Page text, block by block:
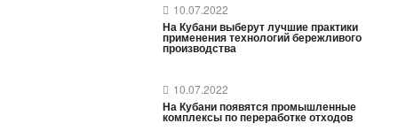
На Кубани выберут лучшие практики
применения технологий бережливого
производства
10.07.2022
На Кубани появятся промышленные
комплексы по переработке отходов
10.07.2022